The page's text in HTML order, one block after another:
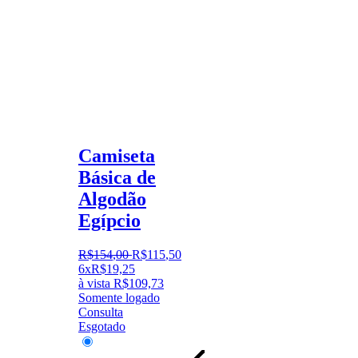
Camiseta
Básica de
Algodão
Egípcio
R$154,00 R$115,50
6xR$19,25
à vista R$109,73
Somente logado
Consulta
Esgotado